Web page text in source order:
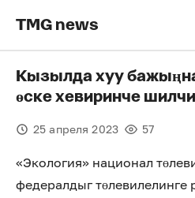
TMG news
Кызылда хуу
өске хевиринче
25 апреля 2023 57
«Экология» национал
федералдыг